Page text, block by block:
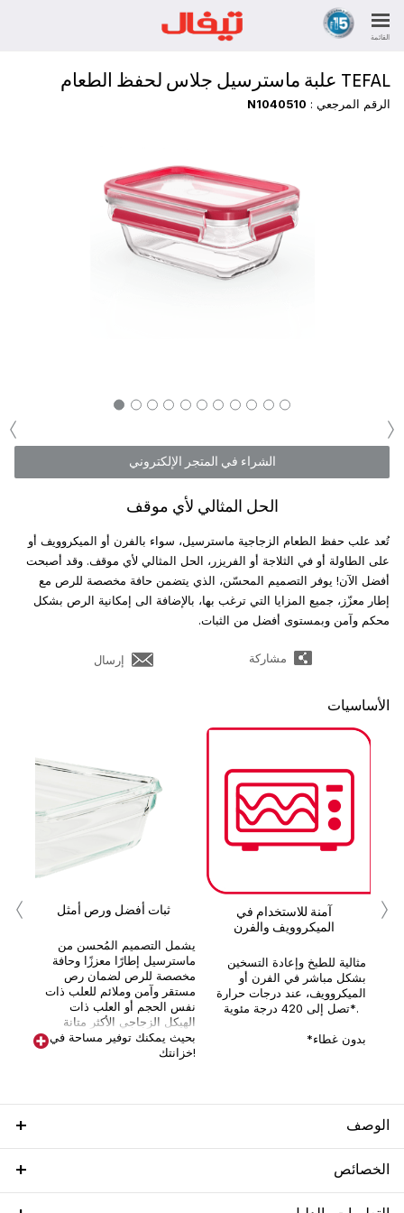
القائمة
TEFAL علبة ماسترسيل جلاس لحفظ الطعام
الرقم المرجعي : N1040510
‹ ›
الشراء في المتجر الإلكتروني
الحل المثالي لأي موقف
تُعد علب حفظ الطعام الزجاجية ماسترسيل، سواء بالفرن أو الميكروويف أو
على الطاولة أو في الثلاجة أو الفريزر، الحل المثالي لأي موقف. وقد أصبحت
أفضل الآن! يوفر التصميم المحسّن، الذي يتضمن حافة مخصصة للرص مع
إطار معزّز، جميع المزايا التي ترغب بها، بالإضافة الى إمكانية الرص بشكل
محكم وآمن وبمستوى أفضل من الثبات.
مشاركة إرسال
الأساسيات
ثبات أفضل ورص أمثل
يشمل التصميم المُحسن من
ماسترسيل إطارًا معززًا وحافة
مخصصة للرص لضمان رص
مستقر وآمن وملائم للعلب ذات
نفس الحجم أو العلب ذات
الهيكل الزجاجي الأكثر متانة
بحيث يمكنك توفير مساحة في
خزانتك!
آمنة للاستخدام في
الميكروويف والفرن
مثالية للطبخ وإعادة التسخين
بشكل مباشر في الفرن أو
الميكروويف، عند درجات حرارة
تصل إلى 420 درجة مئوية*.
*بدون غطاء
‹ ›
الوصف
الخصائص